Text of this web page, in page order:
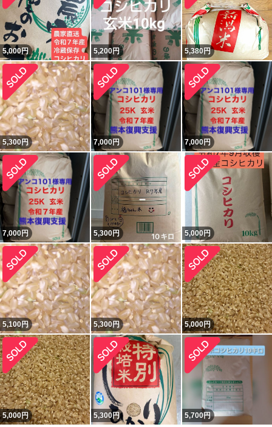
5,000円 5,200円 5,380円
5,300円 7,000円 7,000円
7,000円 5,300円 5,000円
5,100円 5,300円 5,000円
5,000円 5,300円 5,700円